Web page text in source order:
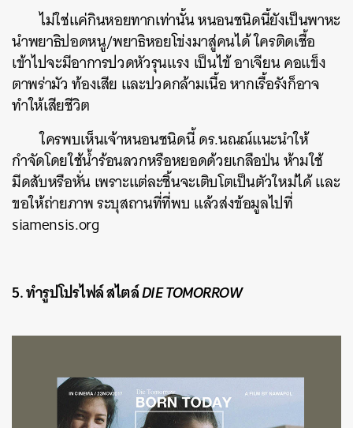
ไม่ใช่แค่กินหอยทากเท่านั้น หนอนชนิดนี้ยังเป็นพาหะ
นำพยาธิปอดหนู/พยาธิหอยโข่งมาสู่คนได้ ใครติดเชื้อ
เข้าไปจะมีอาการปวดหัวรุนแรง เป็นไข้ อาเจียน คอแข็ง
ตาพร่ามัว ท้องเสีย และปวดกล้ามเนื้อ หากเรื้อรังก็อาจ
ทำให้เสียชีวิต
ใครพบเห็นเจ้าหนอนชนิดนี้ ดร.นณณ์แนะนำให้
กำจัดโดยใช้น้ำร้อนลวกหรือหยอดด้วยเกลือป่น ห้ามใช้
มีดสับหรือหั่น เพราะแต่ละชิ้นจะเติบโตเป็นตัวใหม่ได้ และ
ขอให้ถ่ายภาพ ระบุสถานที่ที่พบ แล้วส่งข้อมูลไปที่
siamensis.org
5. ทำรูปโปรไฟล์ สไตล์DIE TOMORROW